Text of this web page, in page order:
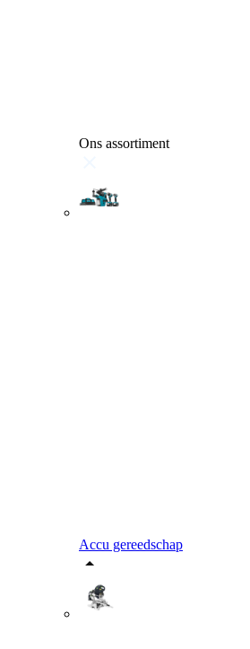
Ons assortiment
Accu gereedschap